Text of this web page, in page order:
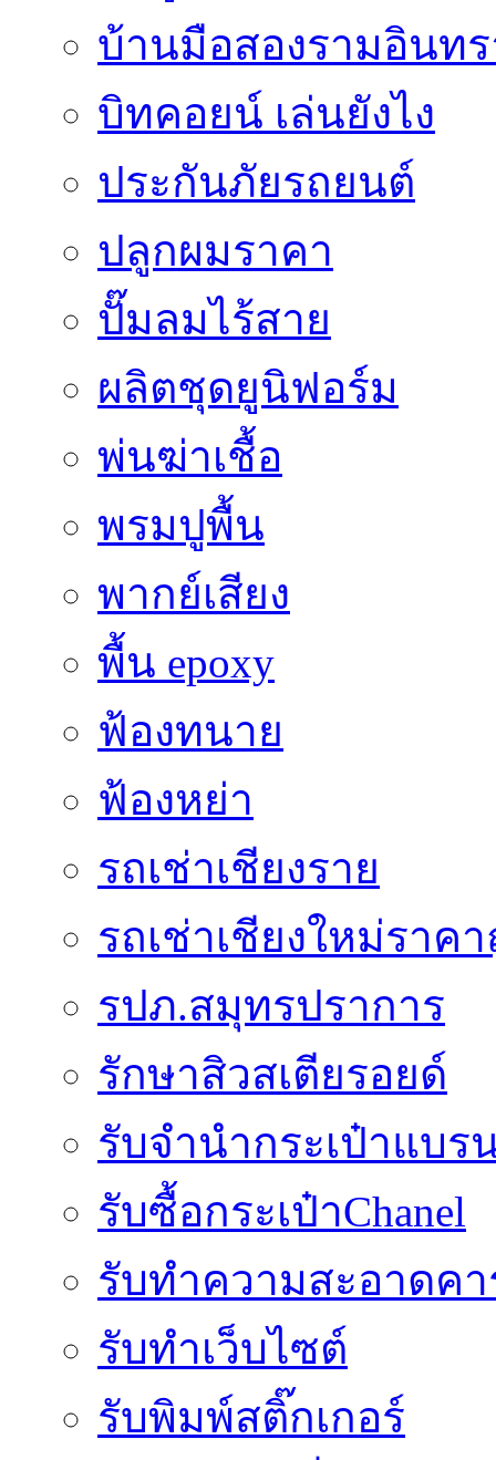
บ้านมือสองรามอินท
บิทคอยน์ เล่นยังไง
ประกันภัยรถยนต์
ปลูกผมราคา
ปั๊มลมไร้สาย
ผลิตชุดยูนิฟอร์ม
พ่นฆ่าเชื้อ
พรมปูพื้น
พากย์เสียง
พื้น epoxy
ฟ้องทนาย
ฟ้องหย่า
รถเช่าเชียงราย
รถเช่าเชียงใหม่ราค
รปภ.สมุทรปราการ
รักษาสิวสเตียรอยด์
รับจำนำกระเป๋าแบร
รับซื้อกระเป๋าChanel
รับทำความสะอาดค
รับทําเว็บไซต์
รับพิมพ์สติ๊กเกอร์